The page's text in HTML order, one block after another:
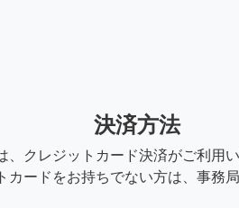
決済方法
、クレジットカード決済がご利用い
カードをお持ちでない方は、事務